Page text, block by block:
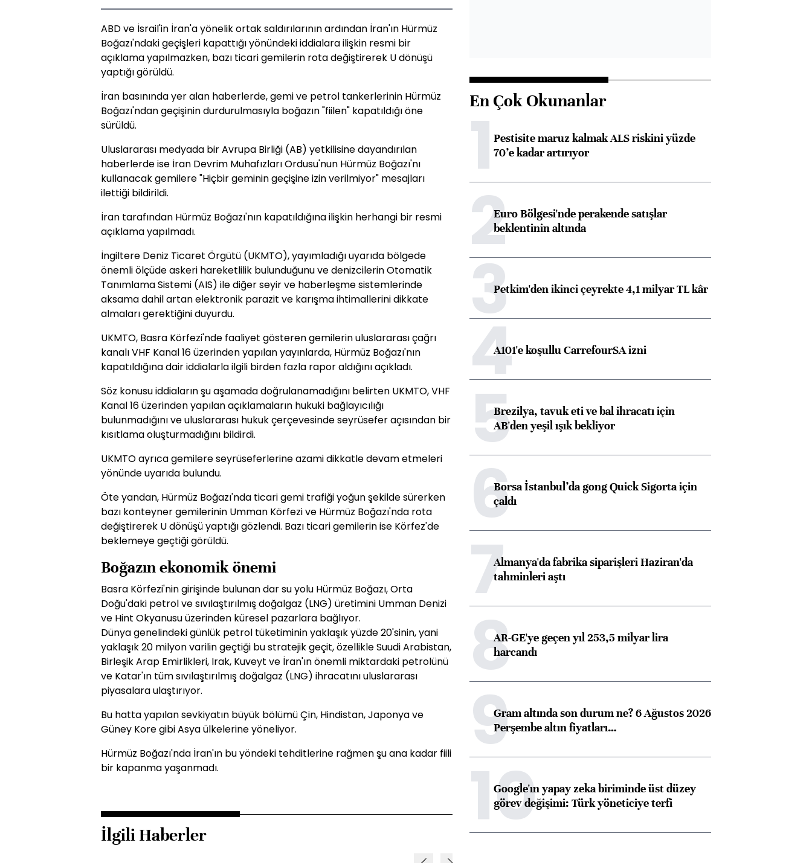
ABD ve İsrail'in İran'a yönelik ortak saldırılarının ardından İran'ın Hürmüz
Boğazı'ndaki geçişleri kapattığı yönündeki iddialara ilişkin resmi bir
açıklama yapılmazken, bazı ticari gemilerin rota değiştirerek U dönüşü
yaptığı görüldü.
İran basınında yer alan haberlerde, gemi ve petrol tankerlerinin Hürmüz
Boğazı'ndan geçişinin durdurulmasıyla boğazın "fiilen" kapatıldığı öne
sürüldü.
Uluslararası medyada bir Avrupa Birliği (AB) yetkilisine dayandırılan
haberlerde ise İran Devrim Muhafızları Ordusu'nun Hürmüz Boğazı'nı
kullanacak gemilere "Hiçbir geminin geçişine izin verilmiyor" mesajları
ilettiği bildirildi.
İran tarafından Hürmüz Boğazı'nın kapatıldığına ilişkin herhangi bir resmi
açıklama yapılmadı.
İngiltere Deniz Ticaret Örgütü (UKMTO), yayımladığı uyarıda bölgede
önemli ölçüde askeri hareketlilik bulunduğunu ve denizcilerin Otomatik
Tanımlama Sistemi (AIS) ile diğer seyir ve haberleşme sistemlerinde
aksama dahil artan elektronik parazit ve karışma ihtimallerini dikkate
almaları gerektiğini duyurdu.
UKMTO, Basra Körfezi'nde faaliyet gösteren gemilerin uluslararası çağrı
kanalı VHF Kanal 16 üzerinden yapılan yayınlarda, Hürmüz Boğazı'nın
kapatıldığına dair iddialarla ilgili birden fazla rapor aldığını açıkladı.
Söz konusu iddiaların şu aşamada doğrulanamadığını belirten UKMTO, VHF
Kanal 16 üzerinden yapılan açıklamaların hukuki bağlayıcılığı
bulunmadığını ve uluslararası hukuk çerçevesinde seyrüsefer açısından bir
kısıtlama oluşturmadığını bildirdi.
UKMTO ayrıca gemilere seyrüseferlerine azami dikkatle devam etmeleri
yönünde uyarıda bulundu.
Öte yandan, Hürmüz Boğazı'nda ticari gemi trafiği yoğun şekilde sürerken
bazı konteyner gemilerinin Umman Körfezi ve Hürmüz Boğazı'nda rota
değiştirerek U dönüşü yaptığı gözlendi. Bazı ticari gemilerin ise Körfez'de
beklemeye geçtiği görüldü.
Boğazın ekonomik önemi
Basra Körfezi'nin girişinde bulunan dar su yolu Hürmüz Boğazı, Orta
Doğu'daki petrol ve sıvılaştırılmış doğalgaz (LNG) üretimini Umman Denizi
ve Hint Okyanusu üzerinden küresel pazarlara bağlıyor.
Dünya genelindeki günlük petrol tüketiminin yaklaşık yüzde 20'sinin, yani
yaklaşık 20 milyon varilin geçtiği bu stratejik geçit, özellikle Suudi Arabistan,
Birleşik Arap Emirlikleri, Irak, Kuveyt ve İran'ın önemli miktardaki petrolünü
ve Katar'ın tüm sıvılaştırılmış doğalgaz (LNG) ihracatını uluslararası
piyasalara ulaştırıyor.
Bu hatta yapılan sevkiyatın büyük bölümü Çin, Hindistan, Japonya ve
Güney Kore gibi Asya ülkelerine yöneliyor.
Hürmüz Boğazı'nda İran'ın bu yöndeki tehditlerine rağmen şu ana kadar fiili
bir kapanma yaşanmadı.
İlgili Haberler
En Çok Okunanlar
1Pestisite maruz kalmak ALS riskini yüzde
70’e kadar artırıyor
2Euro Bölgesi'nde perakende satışlar
beklentinin altında
3Petkim'den ikinci çeyrekte 4,1 milyar TL kâr
4A101'e koşullu CarrefourSA izni
5Brezilya, tavuk eti ve bal ihracatı için
AB'den yeşil ışık bekliyor
6Borsa İstanbul’da gong Quick Sigorta için
çaldı
7Almanya'da fabrika siparişleri Haziran'da
tahminleri aştı
8AR-GE'ye geçen yıl 253,5 milyar lira
harcandı
9Gram altında son durum ne? 6 Ağustos 2026
Perşembe altın fiyatları…
10
Google'ın yapay zeka biriminde üst düzey
görev değişimi: Türk yöneticiye terfi